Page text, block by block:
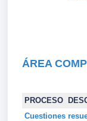
ÁREA
PROCESO
Cuestiones